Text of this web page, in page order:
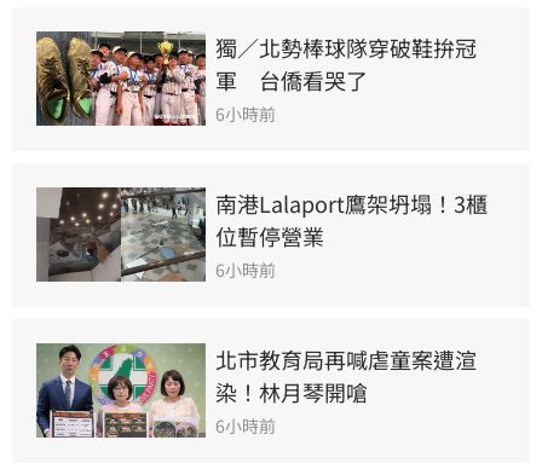
獨／北勢棒球隊穿破鞋拚冠
軍　台僑看哭了
6小時前
南港Lalaport鷹架坍塌！3櫃
位暫停營業
6小時前
北市教育局再喊虐童案遭渲
染！林月琴開嗆
6小時前